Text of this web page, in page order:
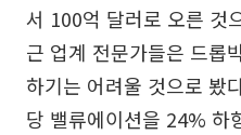
서 100억 달러로 오른 것
근 업계 전문가들은 드롭
하기는 어려울 것으로 봤
당 밸류에이션을 24% 하